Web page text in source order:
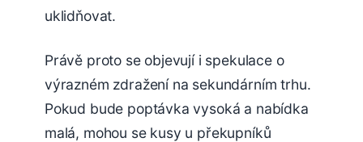
uklidňovat.
Právě proto se objevují i spekulace o
výrazném zdražení na sekundárním trhu.
Pokud bude poptávka vysoká a nabídka
malá, mohou se kusy u překupníků